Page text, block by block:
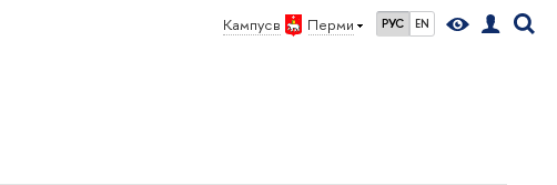
Кампус в Перми РУС EN